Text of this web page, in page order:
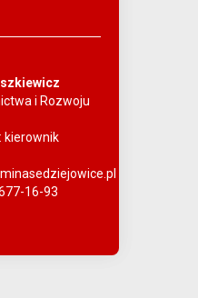
i Rozwoju
: kierownik
16-93